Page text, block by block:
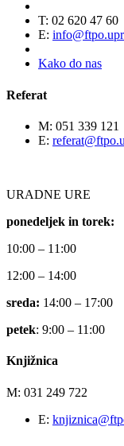
T: 02 620 47 60
E:
Kako do nas
Referat
M: 051 339 121
E:
URADNE URE
ponedeljek in torek:
10:00 – 11:00
12:00 – 14:00
sreda: 14:00 – 17:00
petek: 9:00 – 11:00
Knjižnica
M: 031 249 722
E: